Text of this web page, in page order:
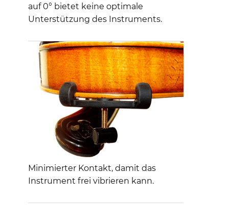
auf 0° bietet keine optimale
Unterstützung des Instruments.
Minimierter Kontakt, damit das
Instrument frei vibrieren kann.